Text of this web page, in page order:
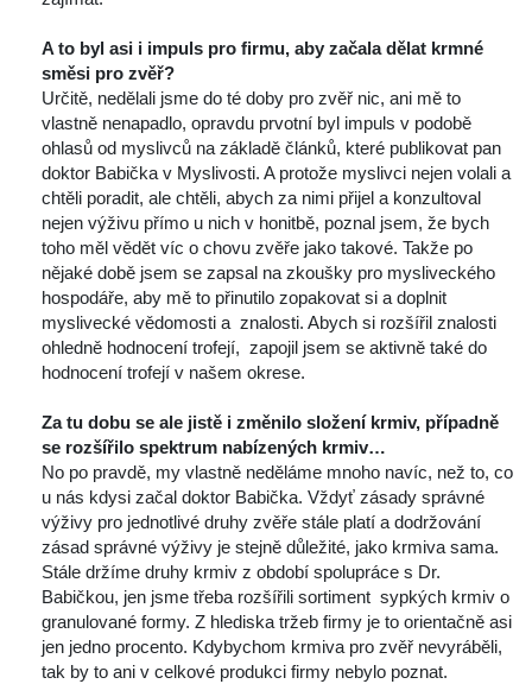
A to byl asi i impuls pro firmu, aby začala dělat krmné
měsi pro zvěř?
Určitě, nedělali jsme do té doby pro zvěř nic, ani mě to
vlastně nenapadlo, opravdu prvotní byl impuls v podobě
ohlasů od myslivců na základě článků, které publikovat pan
doktor Babička v Myslivosti. A protože myslivci nejen volali a
chtěli poradit, ale chtěli, abych za nimi přijel a konzultoval
nejen výživu přímo u nich v honitbě, poznal jsem, že bych
toho měl vědět víc o chovu zvěře jako takové. Takže po
nějaké době jsem se zapsal na zkoušky pro mysliveckého
hospodáře, aby mě to přinutilo zopakovat si a doplnit
myslivecké vědomosti a znalosti. Abych si rozšířil znalosti
ohledně hodnocení trofejí, zapojil jsem se aktivně také do
hodnocení trofejí v našem okrese.
Za tu dobu se ale jistě i změnilo složení krmiv, případně
e rozšířilo spektrum nabízených krmiv…
No po pravdě, my vlastně neděláme mnoho navíc, než to, co
u nás kdysi začal doktor Babička. Vždyť zásady správné
výživy pro jednotlivé druhy zvěře stále platí a dodržování
zásad správné výživy je stejně důležité, jako krmiva sama.
Stále držíme druhy krmiv z období spolupráce s Dr.
Babičkou, jen jsme třeba rozšířili sortiment sypkých krmiv o
granulované formy. Z hlediska tržeb firmy je to orientačně asi
jen jedno procento. Kdybychom krmiva pro zvěř nevyráběli,
tak by to ani v celkové produkci firmy nebylo poznat.